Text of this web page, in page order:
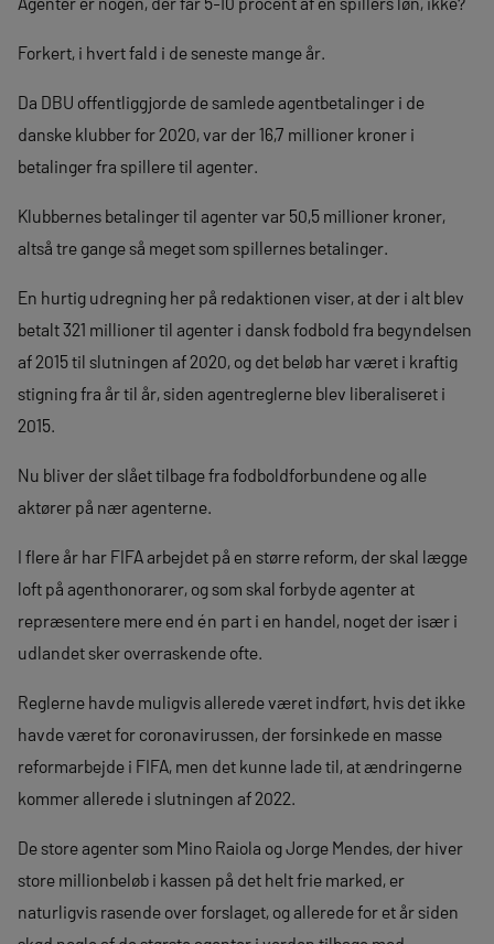
Forkert, i hvert fald i de seneste mange år.
Da DBU offentliggjorde de samlede agentbetalinger i de
danske klubber for 2020, var der 16,7 millioner kroner i
betalinger fra spillere til agenter.
Klubbernes betalinger til agenter var 50,5 millioner kroner,
altså tre gange så meget som spillernes betalinger.
En hurtig udregning her på redaktionen viser, at der i alt blev
betalt 321 millioner til agenter i dansk fodbold fra begyndelsen
af 2015 til slutningen af 2020, og det beløb har været i kraftig
stigning fra år til år, siden agentreglerne blev liberaliseret i
2015.
Nu bliver der slået tilbage fra fodboldforbundene og alle
aktører på nær agenterne.
I flere år har FIFA arbejdet på en større reform, der skal lægge
loft på agenthonorarer, og som skal forbyde agenter at
repræsentere mere end én part i en handel, noget der især i
udlandet sker overraskende ofte.
Reglerne havde muligvis allerede været indført, hvis det ikke
havde været for coronavirussen, der forsinkede en masse
reformarbejde i FIFA, men det kunne lade til, at ændringerne
kommer allerede i slutningen af 2022.
De store agenter som Mino Raiola og Jorge Mendes, der hiver
store millionbeløb i kassen på det helt frie marked, er
naturligvis rasende over forslaget, og allerede for et år siden